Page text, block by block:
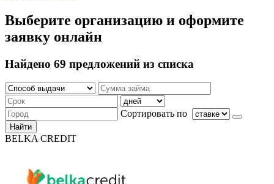
Выберите организацию и оформите
заявку онлайн
Найдено 69 предложений из списка
Сортировать по
Найти
BELKA CREDIT